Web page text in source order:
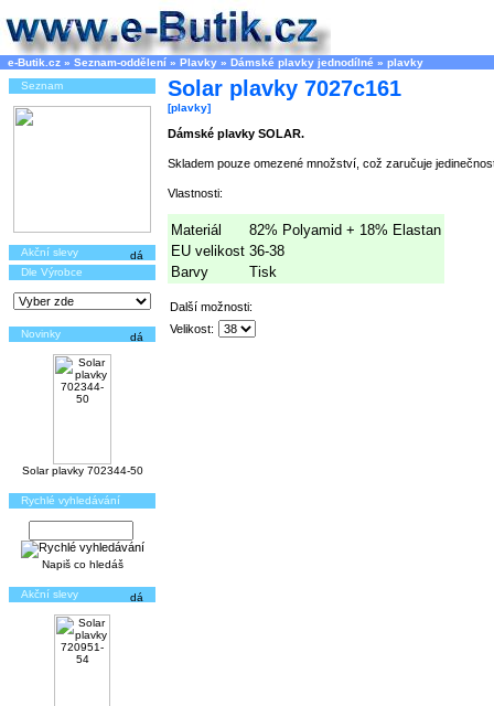
e-Butik.cz » Seznam-oddělení » Plavky » Dámské plavky jednodílné » plavky
Seznam
Akční slevy
Dle Výrobce
Novinky
Solar plavky 702344-50
Rychlé vyhledávání
Napiš co hledáš
Akční slevy
Solar plavky 7027c161
[plavky]
Dámské plavky SOLAR.
Skladem pouze omezené množství, což zaručuje
Vlastnosti:
Materiál
82% Polyamid + 18% Elastan
EU velikost 36-38
Barvy
Tisk
Další možnosti:
Velikost: